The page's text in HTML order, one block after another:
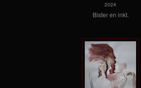
2024
Bister en inkt.